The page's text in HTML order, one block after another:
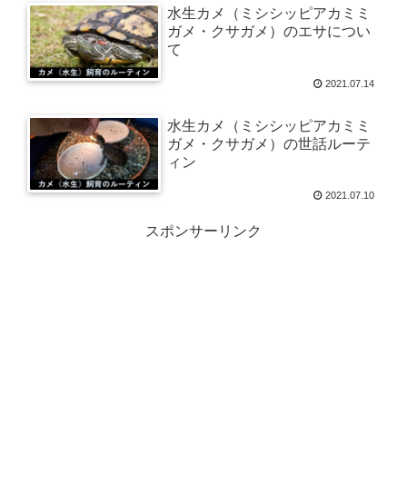
水生カメ（ミシシッピアカミミ
ガメ・クサガメ）のエサについ
て
2021.07.14
水生カメ（ミシシッピアカミミ
ガメ・クサガメ）の世話ルーテ
ィン
2021.07.10
スポンサーリンク